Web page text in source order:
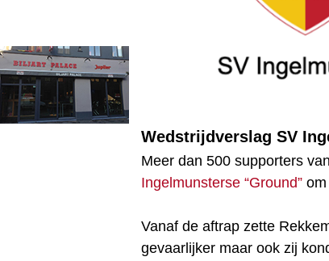
Wedstrijdverslag SV
Meer dan 500 supporters
Ingelmunsterse “Ground”
Vanaf de aftrap zette
gevaarlijker maar ook zij